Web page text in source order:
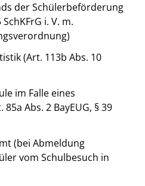
der Schülerbeförderung
i. V. m.
(Art. 113b Abs. 10
im Falle eines
Abs. 2 BayEUG, § 39
(bei Abmeldung
vom Schulbesuch in